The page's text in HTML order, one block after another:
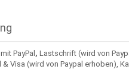
PayPal,Lastschrift (wird von
Visa (wird von Paypal erhoben),